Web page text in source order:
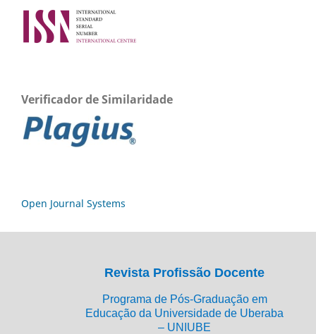
Verificador de Similaridade
Open Journal Systems
Revista Profissão Docente
Programa de Pós-Graduação em
Educação da Universidade de Uberaba
– UNIUBE